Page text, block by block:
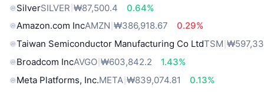
SilverSILVER ₩87,500.4
0.64%
Amazon.com IncAMZN ₩386,918.67
0.29%
Taiwan Semiconductor Manufacturing Co LtdTSM
Broadcom IncAVGO ₩603,842.2
1.43%
Meta Platforms, Inc.META ₩839,074.81
0.13%